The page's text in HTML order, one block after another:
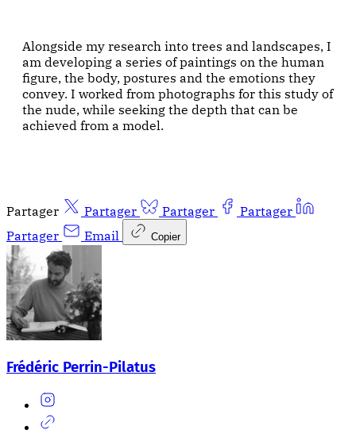
Alongside my research into trees and landscapes, I
am developing a series of paintings on the human
figure, the body, postures and the emotions they
convey. I worked from photographs for this study of
the nude, while seeking the depth that can be
achieved from a model.
Partager Partager Partager
Partager
Partager
Email Copier
Frédéric Perrin-Pilatus